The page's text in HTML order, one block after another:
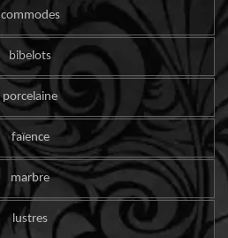
commodes
bibelots
porcelaine
faïence
marbre
lustres